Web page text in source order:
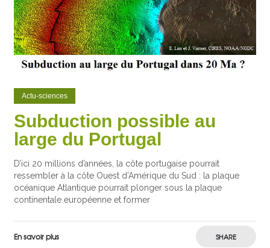
Actu-sciences
Subduction possible au
large du Portugal
D’ici 20 millions d’années, la côte portugaise pourrait
ressembler à la côte Ouest d’Amérique du Sud : la plaque
océanique Atlantique pourrait plonger sous la plaque
continentale européenne et former
En savoir plus SHARE